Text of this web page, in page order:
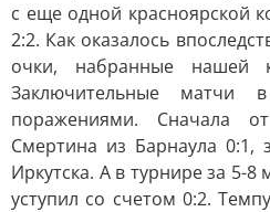
с еще одной красноярской
2:2. Как оказалось
очки, набранные нашей
Заключительные матчи
поражениями. Сначала
Смертина из Барнаула 0:1,
Иркутска. А в турнире за 5-
уступил со счетом 0:2.